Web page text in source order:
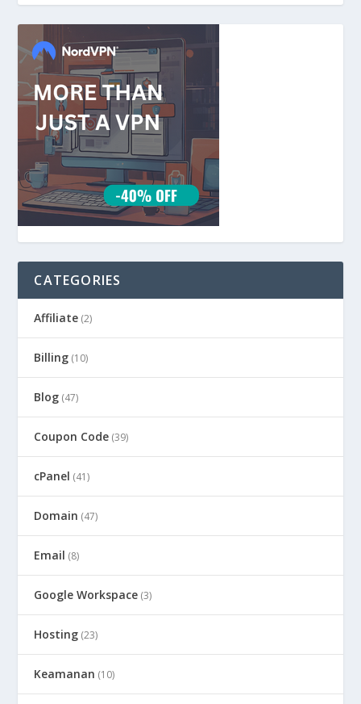
CATEGORIES
Affiliate (2)
Billing (10)
Blog (47)
Coupon Code (39)
cPanel (41)
Domain (47)
Email (8)
Google Workspace (3)
Hosting (23)
Keamanan (10)